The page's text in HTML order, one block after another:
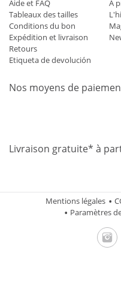
Aide et FAQ
Tableaux des tailles
Conditions du bon
Expédition et livraison
Retours
Etiqueta de devolución
À
Nos moyens de
Livraison gratuite* à
Mentions légales
Paramètres